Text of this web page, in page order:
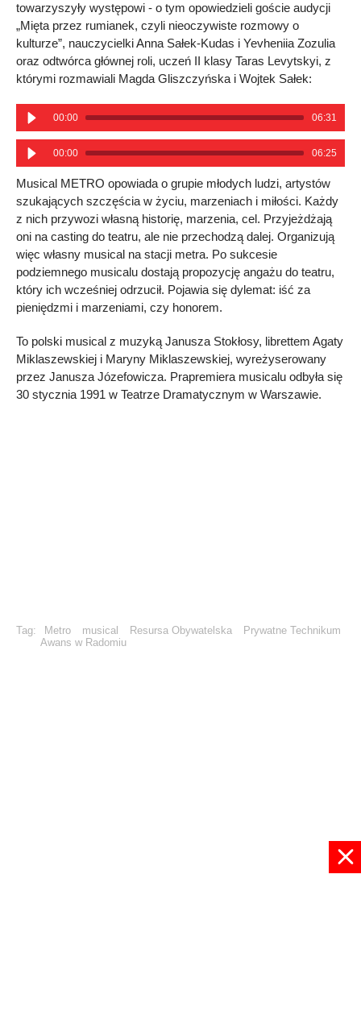
towarzyszyły występowi - o tym opowiedzieli goście audycji
„Mięta przez rumianek, czyli nieoczywiste rozmowy o
kulturze”, nauczycielki Anna Sałek-Kudas i Yevheniia Zozulia
oraz odtwórca głównej roli, uczeń II klasy Taras Levytskyi, z
którymi rozmawiali Magda Gliszczyńska i Wojtek Sałek:
00:00 06:31
00:00 06:25
Musical METRO opowiada o grupie młodych ludzi, artystów
szukających szczęścia w życiu, marzeniach i miłości. Każdy
z nich przywozi własną historię, marzenia, cel. Przyjeżdżają
oni na casting do teatru, ale nie przechodzą dalej. Organizują
więc własny musical na stacji metra. Po sukcesie
podziemnego musicalu dostają propozycję angażu do teatru,
który ich wcześniej odrzucił. Pojawia się dylemat: iść za
pieniędzmi i marzeniami, czy honorem.
To polski musical z muzyką Janusza Stokłosy, librettem Agaty
Miklaszewskiej i Maryny Miklaszewskiej, wyreżyserowany
przez Janusza Józefowicza. Prapremiera musicalu odbyła się
30 stycznia 1991 w Teatrze Dramatycznym w Warszawie.
Tag: Metro musical Resursa Obywatelska
Prywatne Technikum
Awans w Radomiu